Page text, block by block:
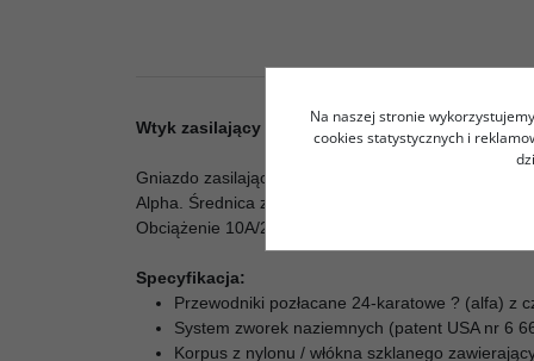
Wtyk zasilający FurutechFI-28 (G) - gold - IEC
Gniazdo zasilające IEC na przewód. Wszystkie
Alpha. Średnica zewnętrzna przewodu 6,0 - 17,5
Obciążenie 10A/250V AC.
Specyfikacja:
Przewodniki pozłacane 24-karatowe ? (alfa) z
System zworek naziemnych (patent USA nr 6
Korpus z nylonu / włókna szklanego
Na naszej stronie
cookies statystycznych i